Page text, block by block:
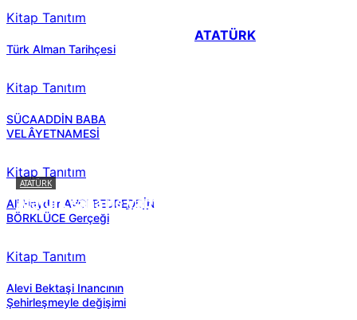
Kitap Tanıtım
Türk Alman Tarihçesi
Kitap Tanıtım
SÜCAADDİN BABA
VELÂYETNAMESİ
Kitap Tanıtım
Ali Haydar AVCI BEDREDDİN
BÖRKLÜCE Gerçeği
Kitap Tanıtım
Alevi Bektaşi Inancının
Şehirleşmeyle değişimi
ATATÜRK
ATATÜRK
Atatürk sana ne yaptı?